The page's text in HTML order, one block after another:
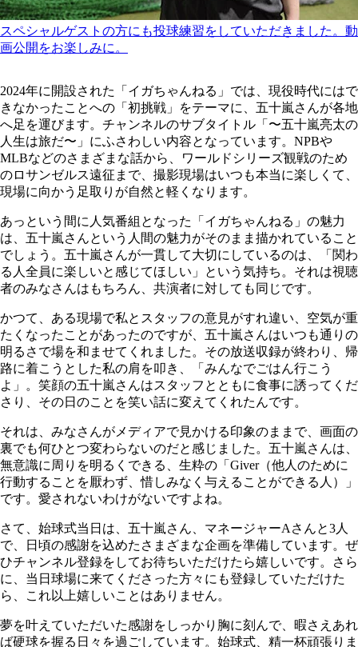
スペシャルゲストの方にも投球練習をしていただきました。動
画公開をお楽しみに。
2024年に開設された「イガちゃんねる」では、現役時代にはで
きなかったことへの「初挑戦」をテーマに、五十嵐さんが各地
へ足を運びます。チャンネルのサブタイトル「〜五十嵐亮太の
人生は旅だ〜」にふさわしい内容となっています。NPBや
MLBなどのさまざまな話から、ワールドシリーズ観戦のため
のロサンゼルス遠征まで、撮影現場はいつも本当に楽しくて、
現場に向かう足取りが自然と軽くなります。
あっという間に人気番組となった「イガちゃんねる」の魅力
は、五十嵐さんという人間の魅力がそのまま描かれていること
でしょう。五十嵐さんが一貫して大切にしているのは、「関わ
る人全員に楽しいと感じてほしい」という気持ち。それは視聴
者のみなさんはもちろん、共演者に対しても同じです。
かつて、ある現場で私とスタッフの意見がすれ違い、空気が重
たくなったことがあったのですが、五十嵐さんはいつも通りの
明るさで場を和ませてくれました。その放送収録が終わり、帰
路に着こうとした私の肩を叩き、「みんなでごはん行こう
よ」。笑顔の五十嵐さんはスタッフとともに食事に誘ってくだ
さり、その日のことを笑い話に変えてくれたんです。
それは、みなさんがメディアで見かける印象のままで、画面の
裏でも何ひとつ変わらないのだと感じました。五十嵐さんは、
無意識に周りを明るくできる、生粋の「Giver（他人のために
行動することを厭わず、惜しみなく与えることができる人）」
です。愛されないわけがないですよね。
さて、始球式当日は、五十嵐さん、マネージャーAさんと3人
で、日頃の感謝を込めたさまざまな企画を準備しています。ぜ
ひチャンネル登録をしてお待ちいただけたら嬉しいです。さら
に、当日球場に来てくださった方々にも登録していただけた
ら、これ以上嬉しいことはありません。
夢を叶えていただいた感謝をしっかり胸に刻んで、暇さえあれ
ば硬球を握る日々を過ごしています。始球式、精一杯頑張りま